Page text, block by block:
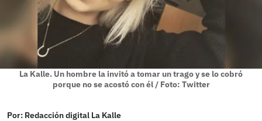
La Kalle. Un hombre la invitó a tomar un trago y se lo cobró
porque no se acostó con él / Foto: Twitter
Por: Redacción digital La Kalle